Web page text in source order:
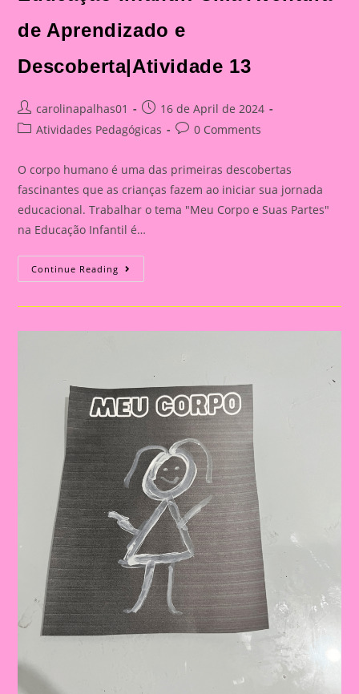
de Aprendizado e
Descoberta|Atividade 13
Post
author:
carolinapalhas01
Post
published:
16 de April de 2024
PostAtividades Pedagógicas
Post0 Comments
O corpo humano é uma das primeiras descobertas
fascinantes que as crianças fazem ao iniciar sua jornada
educacional. Trabalhar o tema "Meu Corpo e Suas Partes"
na Educação Infantil é…
Continue Reading Explorando
O
Humano
Infantil:
Aprendizado
E
Descoberta|Atividade
13